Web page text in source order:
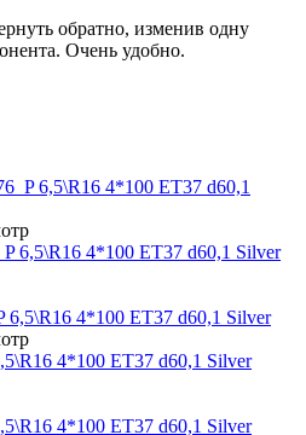
обратно, изменив одну
Очень удобно.
6,5\R16 4*100 ET37 d60,1 Silver
4*100 ET37 d60,1 Silver